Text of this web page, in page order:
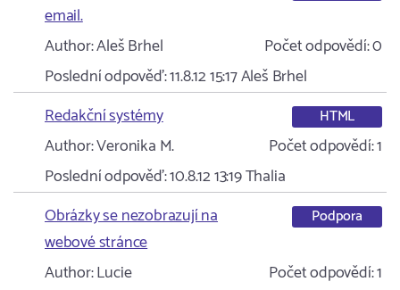
email.
Author:Aleš Brhel Počet odpovědí:0
Poslední odpověď:11.8.12 15:17Aleš Brhel
Redakční systémy
HTML
Author:Veronika M. Počet odpovědí:1
Poslední odpověď:10.8.12 13:19Thalia
Obrázky se nezobrazují na
webové stránce
Podpora
Author:Lucie Počet odpovědí:1